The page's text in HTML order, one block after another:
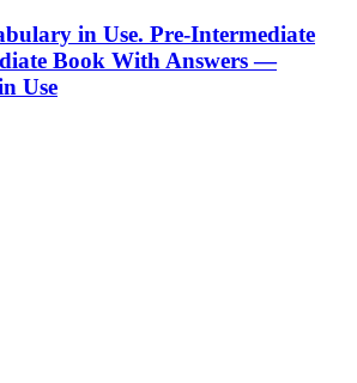
in Use. Pre-Intermediate
Book With Answers —
Use